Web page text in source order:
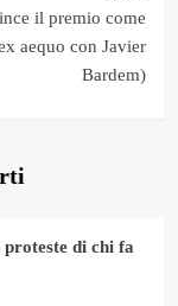
il premio come
aequo con Javier
Bardem)
di chi fa